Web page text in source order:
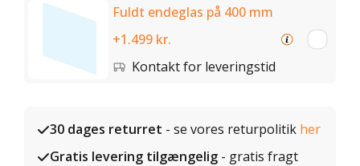
Fuldt endeglas på 400 mm
+1.499 kr.
Kontakt for leveringstid
30 dages returret - se vores returpolitik her
Gratis levering tilgængelig - gratis fragt